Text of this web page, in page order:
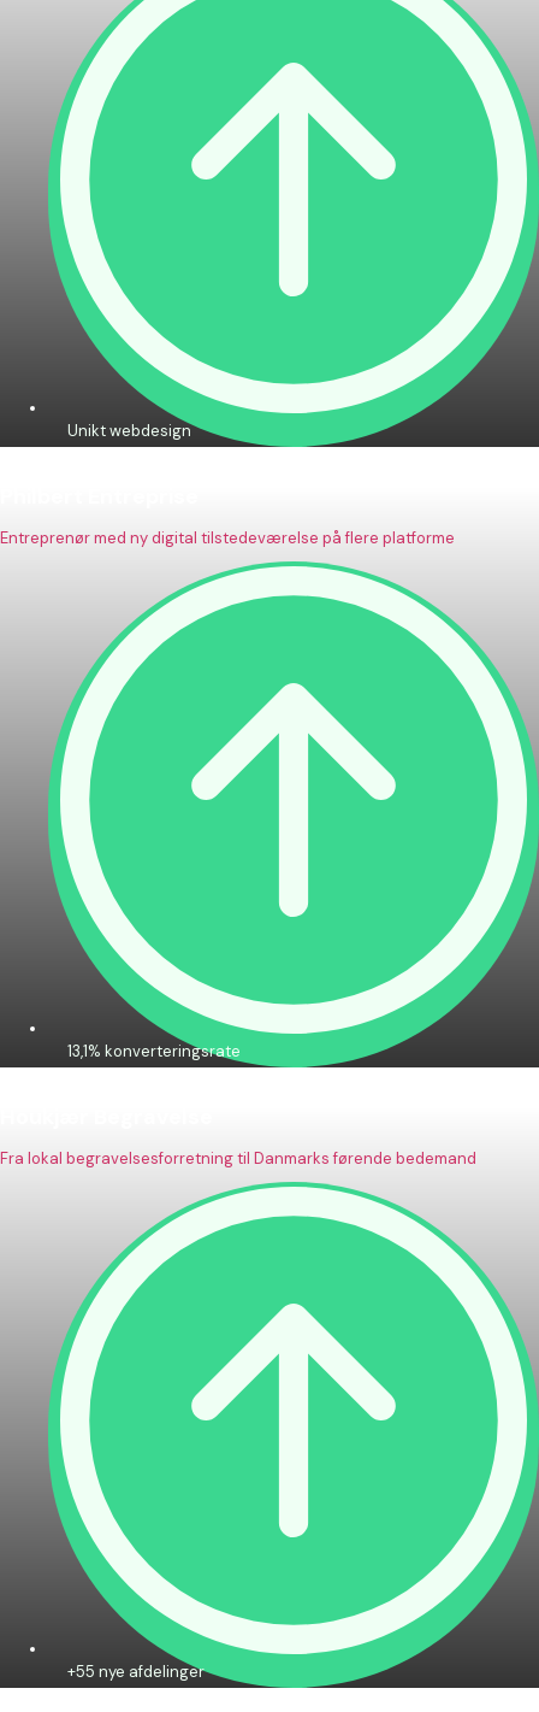
Unikt webdesign
Entreprenør med ny digital tilstedeværelse på flere platforme
13,1% konverteringsrate
Fra lokal begravelsesforretning til Danmarks førende bedemand
+55 nye afdelinger